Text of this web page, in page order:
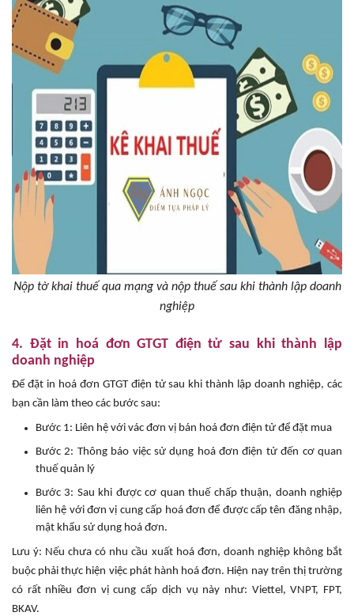
Nộp tờ khai thuế qua mạng và nộp thuế sau khi thành lập doanh
nghiệp
4. Đặt in hoá đơn GTGT điện tử sau khi thành lập
doanh nghiệp
Để đặt in hoá đơn GTGT điện tử sau khi thành lập doanh nghiệp, các
bạn cần làm theo các bước sau:
Bước 1: Liên hệ với vác đơn vị bán hoá đơn điện tử để đặt mua
Bước 2: Thông báo việc sử dụng hoá đơn điện tử đến cơ quan
thuế quản lý
Bước 3: Sau khi được cơ quan thuế chấp thuận, doanh nghiệp
liên hệ với đơn vị cung cấp hoá đơn để được cấp tên đăng nhập,
mật khẩu sử dụng hoá đơn.
Lưu ý: Nếu chưa có nhu cầu xuất hoá đơn, doanh nghiệp không bắt
buộc phải thực hiện việc phát hành hoá đơn. Hiện nay trên thị trường
có rất nhiều đơn vị cung cấp dịch vụ này như: Viettel, VNPT, FPT,
BKAV.